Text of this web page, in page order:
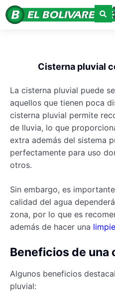
Cisterna pluvial
La cisterna pluvial puede
aquellos que tienen poca
cisterna pluvial permite
de lluvia, lo que
extra además del sistema
perfectamente para uso
otros.
Sin embargo, es
calidad del agua
zona, por lo que es
además de hacer una
Beneficios de una
Algunos beneficios
pluvial: